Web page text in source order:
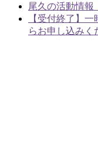
尾久の活動情報
【受付終了】
らお申し込みく